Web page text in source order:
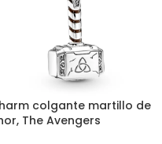
colgante martillo de
The Avengers